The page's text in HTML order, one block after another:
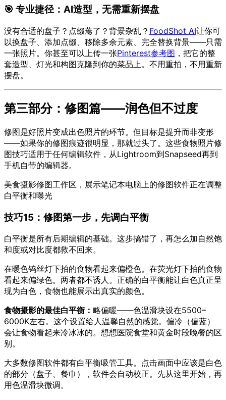
🎯 专业捷径：AI造型，无需重新摆盘
没有合适的盘子？点缀蔫了？背景杂乱？ FoodShot AI让你可
以换盘子、添加点缀、移除多余元素、完全替换背景——只需
一张照片。你甚至可以上传一张Pinterest参考图 ，把它的整
套造型、灯光和构图克隆到你的菜品上。不用重拍，不用重新
摆盘。
第三部分：修图篇——润色但不过度
修图是好照片变成出色照片的环节。但目标是提升而非变形
——如果你的修图痕迹很明显，那就过头了。这些食物照片修
图技巧适用于任何编辑软件，从Lightroom到Snapseed再到
手机自带的编辑器。
美食摄影修图工作区，展示笔记本电脑上的修图软件正在调整
白平衡和曝光
技巧15：修图第一步，先调白平衡
白平衡是所有后期编辑的基础。这步搞错了，再怎么加自然饱
和度或对比度都救不回来。
在暖色钨丝灯下拍的食物看起来偏橙色。在荧光灯下拍的食物
看起来偏绿色。两者都不诱人。正确的白平衡能让白色真正呈
现为白色，食物也能展示出真实的颜色。
食物摄影的最佳白平衡： 略偏暖——色温滑块设在5500–
6000K左右。这个设置给人温馨自然的感觉。偏冷（偏蓝）
会让食物看起来冷冰冰的。想想医院食堂和黄金时段晚餐的区
别。
大多数修图软件都有白平衡吸管工具。点击画面中应该是白色
的部分（盘子、餐巾），软件会自动校正。先从这里开始，再
用色温滑块微调。